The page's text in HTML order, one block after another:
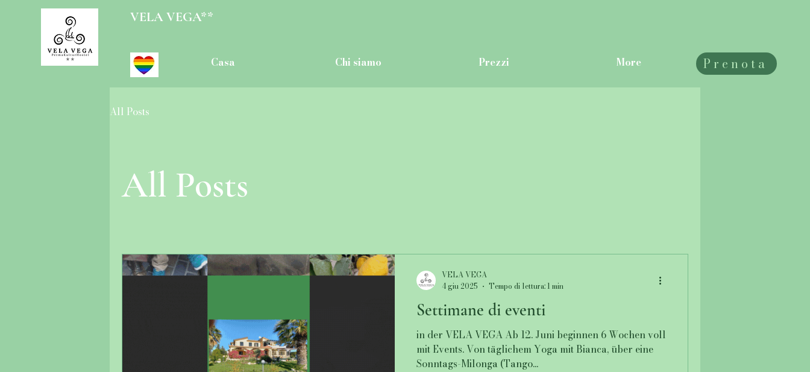
VELA VEGA**
Casa Chi siamo Prezzi More Prenota
All Posts
All Posts
Settimane di eventi
in der VELA VEGA Ab 12. Juni beginnen 6 Wochen voll
mit Events. Von täglichem Yoga mit Bianca, über eine
Sonntags-Milonga (Tango...
VELA VEGA
4 giu 2025
Tempo di lettura: 1 min